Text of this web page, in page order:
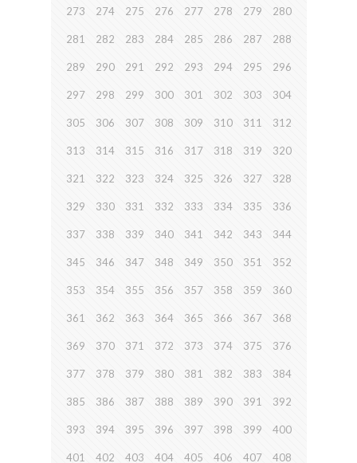
273 274 275 276 277 278 279 280
281 282 283 284 285 286 287 288
289 290 291 292 293 294 295 296
297 298 299 300 301 302 303 304
305 306 307 308 309 310 311 312
313 314 315 316 317 318 319 320
321 322 323 324 325 326 327 328
329 330 331 332 333 334 335 336
337 338 339 340 341 342 343 344
345 346 347 348 349 350 351 352
353 354 355 356 357 358 359 360
361 362 363 364 365 366 367 368
369 370 371 372 373 374 375 376
377 378 379 380 381 382 383 384
385 386 387 388 389 390 391 392
393 394 395 396 397 398 399 400
401 402 403 404 405 406 407 408